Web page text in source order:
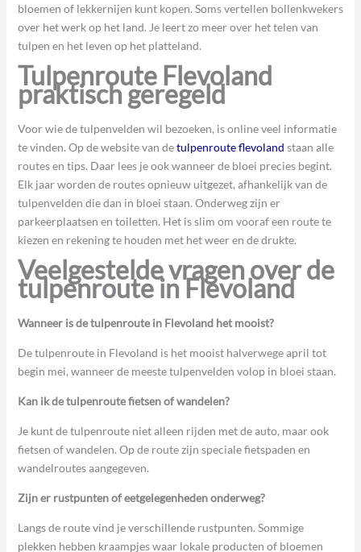
bloemen of lekkernijen kunt kopen. Soms vertellen bollenkwekers
over het werk op het land. Je leert zo meer over het telen van
tulpen en het leven op het platteland.
Tulpenroute Flevoland
praktisch geregeld
Voor wie de tulpenvelden wil bezoeken, is online veel informatie
te vinden. Op de website van detulpenroute flevoland staan alle
routes en tips. Daar lees je ook wanneer de bloei precies begint.
Elk jaar worden de routes opnieuw uitgezet, afhankelijk van de
tulpenvelden die dan in bloei staan. Onderweg zijn er
parkeerplaatsen en toiletten. Het is slim om vooraf een route te
kiezen en rekening te houden met het weer en de drukte.
Veelgestelde vragen over de
tulpenroute in Flevoland
Wanneer is de tulpenroute in Flevoland het mooist?
De tulpenroute in Flevoland is het mooist halverwege april tot
begin mei, wanneer de meeste tulpenvelden volop in bloei staan.
Kan ik de tulpenroute fietsen of wandelen?
Je kunt de tulpenroute niet alleen rijden met de auto, maar ook
fietsen of wandelen. Op de route zijn speciale fietspaden en
wandelroutes aangegeven.
Zijn er rustpunten of eetgelegenheden onderweg?
Langs de route vind je verschillende rustpunten. Sommige
plekken hebben kraampjes waar lokale producten of bloemen